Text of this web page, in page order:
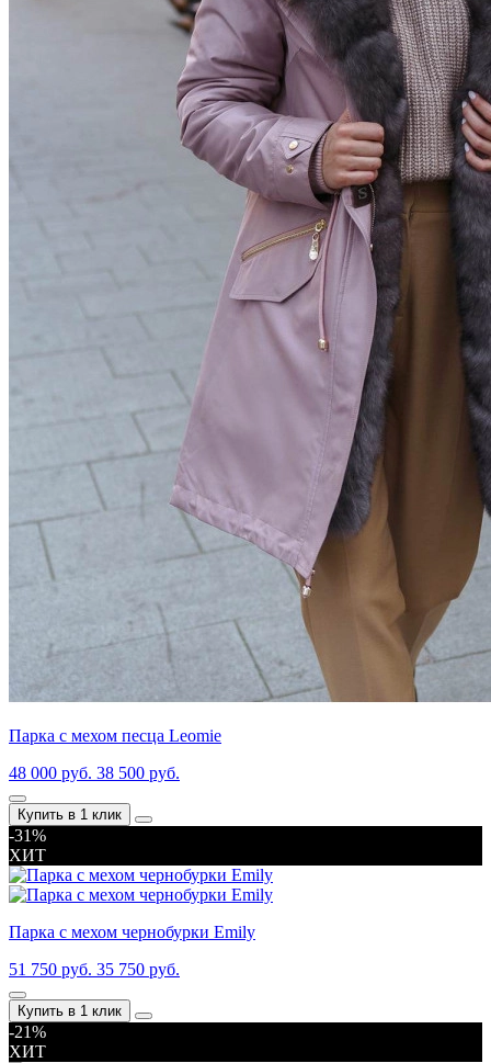
Парка с мехом песца Leomie
48 000 руб. 38 500 руб.
Купить в 1 клик
-31%
ХИТ
Парка с мехом чернобурки Emily
51 750 руб. 35 750 руб.
Купить в 1 клик
-21%
ХИТ